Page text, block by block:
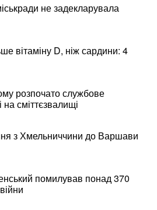
не задекларувала
вітаміну D, ніж сардини: 4
розпочато службове
сміттєзвалищі
з Хмельниччини до Варшави
помилував понад 370